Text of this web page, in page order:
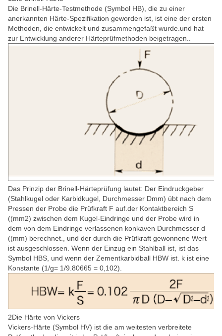
Die Brinell-Härte-Testmethode (Symbol HB), die zu einer
anerkannten Härte-Spezifikation geworden ist, ist eine der ersten
Methoden, die entwickelt und zusammengefaßt wurde.und hat
zur Entwicklung anderer Härteprüfmethoden beigetragen..
Das Prinzip der Brinell-Härteprüfung lautet: Der Eindruckgeber
(Stahlkugel oder Karbidkugel, Durchmesser Dmm) übt nach dem
Pressen der Probe die Prüfkraft F auf.der Kontaktbereich S
((mm2) zwischen dem Kugel-Eindringe und der Probe wird in
dem von dem Eindringe verlassenen konkaven Durchmesser d
((mm) berechnet., und der durch die Prüfkraft gewonnene Wert
ist ausgeschlossen. Wenn der Einzug ein Stahlball ist, ist das
Symbol HBS, und wenn der Zementkarbidball HBW ist. k ist eine
Konstante (1/g= 1/9.80665 = 0,102).
2Die Härte von Vickers
Vickers-Härte (Symbol HV) ist die am weitesten verbreitete